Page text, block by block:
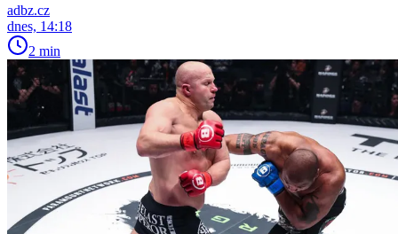
adbz.cz
dnes, 14:18
2 min